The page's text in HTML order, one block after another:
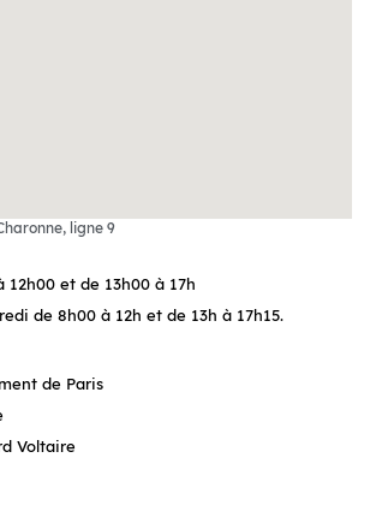
ligne 9
12h00 et de 13h00 à 17h
de 8h00 à 12h et de 13h à 17h15.
de Paris
Voltaire